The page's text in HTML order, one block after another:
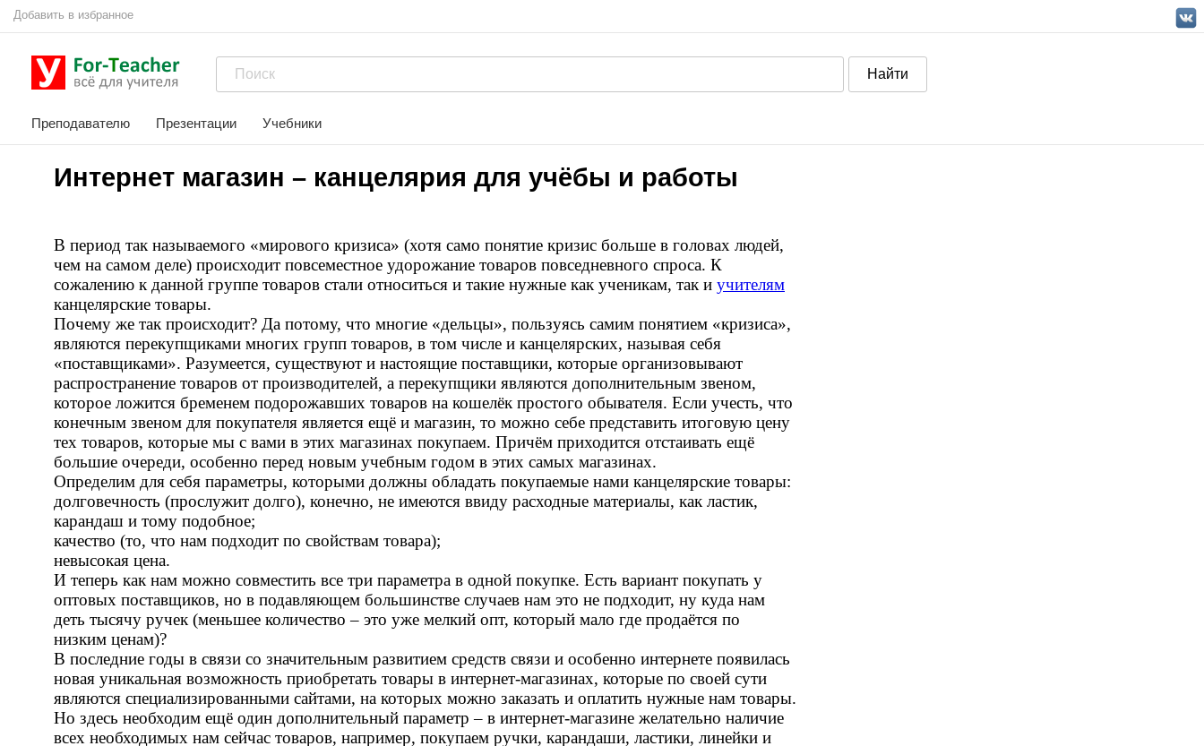
Добавить в избранное
Преподавателю Презентации Учебники
Интернет магазин – канцелярия для учёбы и работы
В период так называемого «мирового кризиса» (хотя само понятие кризис больше в головах людей,
чем на самом деле) происходит повсеместное удорожание товаров повседневного спроса. К
сожалению к данной группе товаров стали относиться и такие нужные как ученикам, так и учителям
канцелярские товары.
Почему же так происходит? Да потому, что многие «дельцы», пользуясь самим понятием «кризиса»,
являются перекупщиками многих групп товаров, в том числе и канцелярских, называя себя
«поставщиками». Разумеется, существуют и настоящие поставщики, которые организовывают
распространение товаров от производителей, а перекупщики являются дополнительным звеном,
которое ложится бременем подорожавших товаров на кошелёк простого обывателя. Если учесть, что
конечным звеном для покупателя является ещё и магазин, то можно себе представить итоговую цену
тех товаров, которые мы с вами в этих магазинах покупаем. Причём приходится отстаивать ещё
большие очереди, особенно перед новым учебным годом в этих самых магазинах.
Определим для себя параметры, которыми должны обладать покупаемые нами канцелярские товары:
долговечность (прослужит долго), конечно, не имеются ввиду расходные материалы, как ластик,
карандаш и тому подобное;
качество (то, что нам подходит по свойствам товара);
невысокая цена.
И теперь как нам можно совместить все три параметра в одной покупке. Есть вариант покупать у
оптовых поставщиков, но в подавляющем большинстве случаев нам это не подходит, ну куда нам
деть тысячу ручек (меньшее количество – это уже мелкий опт, который мало где продаётся по
низким ценам)?
В последние годы в связи со значительным развитием средств связи и особенно интернете появилась
новая уникальная возможность приобретать товары в интернет-магазинах, которые по своей сути
являются специализированными сайтами, на которых можно заказать и оплатить нужные нам товары.
Но здесь необходим ещё один дополнительный параметр – в интернет-магазине желательно наличие
всех необходимых нам сейчас товаров, например, покупаем ручки, карандаши, ластики, линейки и